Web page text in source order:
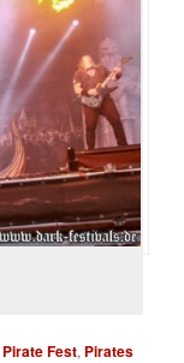
Pirate Fest, Pirates